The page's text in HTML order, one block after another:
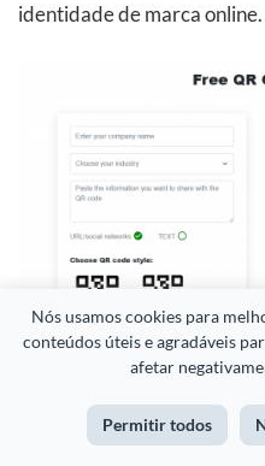
Nós usamos cookies para
conteúdos úteis e agradáveis
afetar
Permitir todos
identidade de marca online.
Comece a adicionar